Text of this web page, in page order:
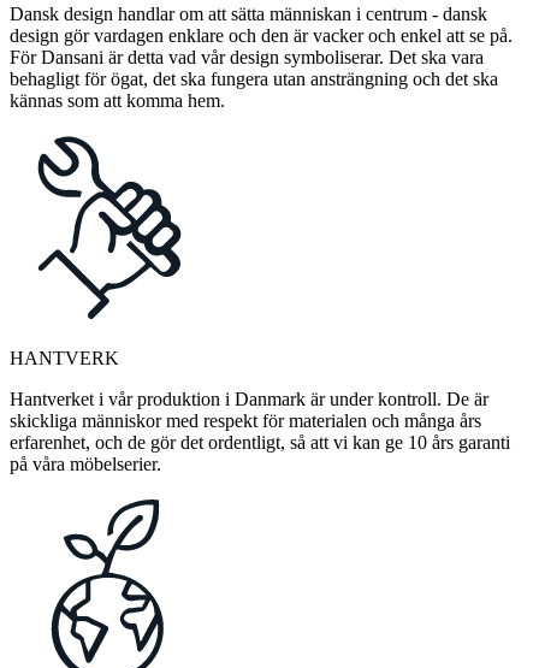
Dansk design handlar om att sätta människan i centrum - dansk
design gör vardagen enklare och den är vacker och enkel att se på.
För Dansani är detta vad vår design symboliserar. Det ska vara
behagligt för ögat, det ska fungera utan ansträngning och det ska
kännas som att komma hem.
HANTVERK
Hantverket i vår produktion i Danmark är under kontroll. De är
skickliga människor med respekt för materialen och många års
erfarenhet, och de gör det ordentligt, så att vi kan ge 10 års garanti
på våra möbelserier.